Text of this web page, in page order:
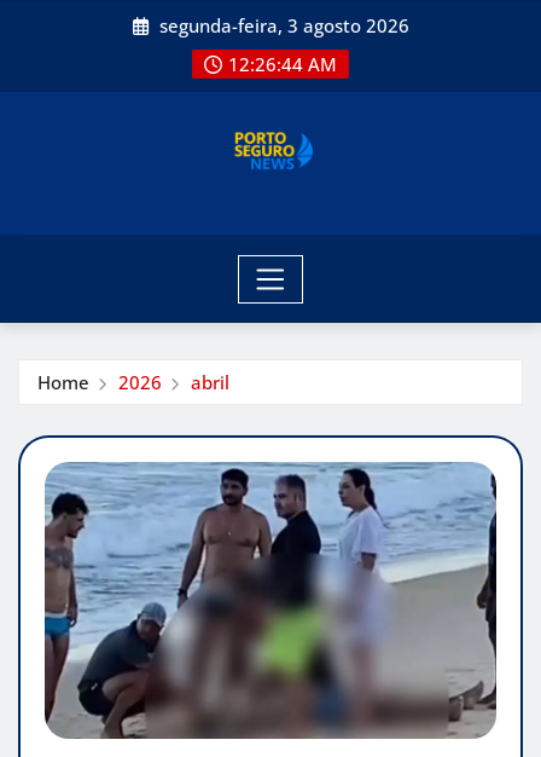
segunda-feira, 3 agosto 2026
12:26:45 AM
Home 2026 abril